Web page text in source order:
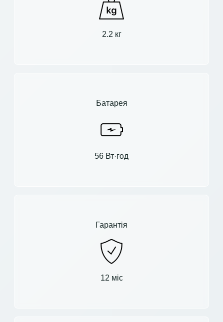
2.2 кг
Батарея
56 Вт·год
Гарантія
12 міс